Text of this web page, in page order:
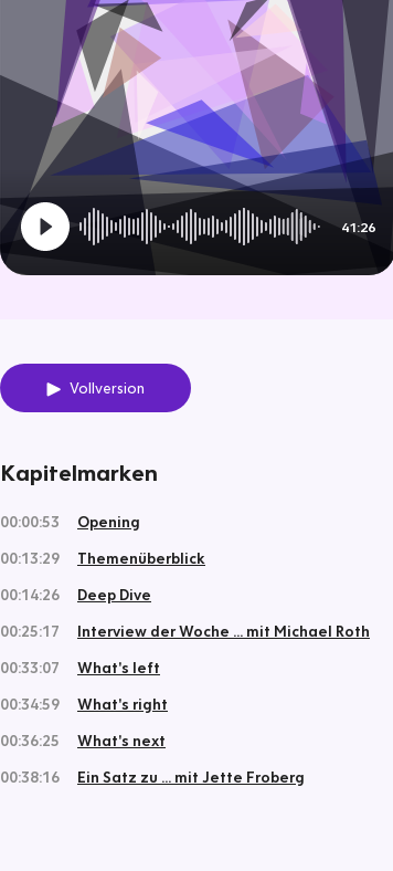
41:26
Vollversion
Kapitelmarken
00:00:53
Opening
00:13:29
Themenüberblick
00:14:26
Deep Dive
00:25:17
Interview der Woche ... mit Michael Roth
00:33:07
What's left
00:34:59
What's right
00:36:25
What's next
00:38:16
Ein Satz zu ... mit Jette Froberg